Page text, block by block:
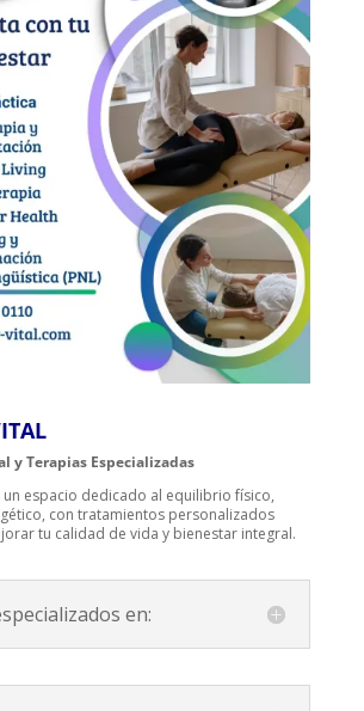
y Terapias Especializadas
espacio dedicado al equilibrio físico,
con tratamientos personalizados
tu calidad de vida y bienestar integral.
en: